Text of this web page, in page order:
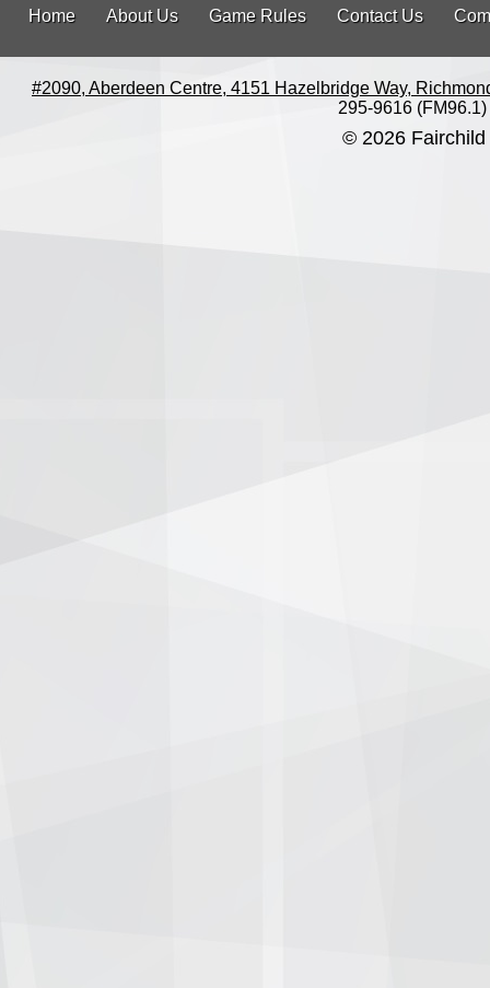
Home About Us Game Rules Contact Us
#2090, Aberdeen Centre, 4151 Hazelbridge Way,
295-9616 (FM96.1)
© 2026 Fairchild